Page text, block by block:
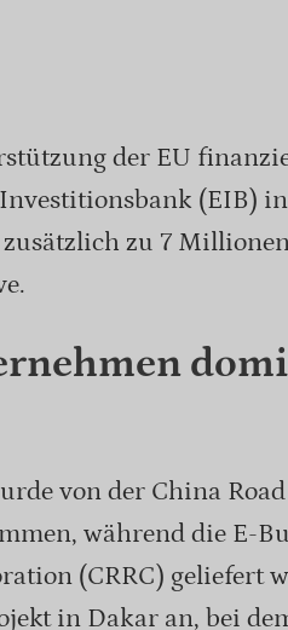
der EU
(EIB)
zu 7
von der China
während die E-
(CRRC) geliefert
in Dakar an, bei